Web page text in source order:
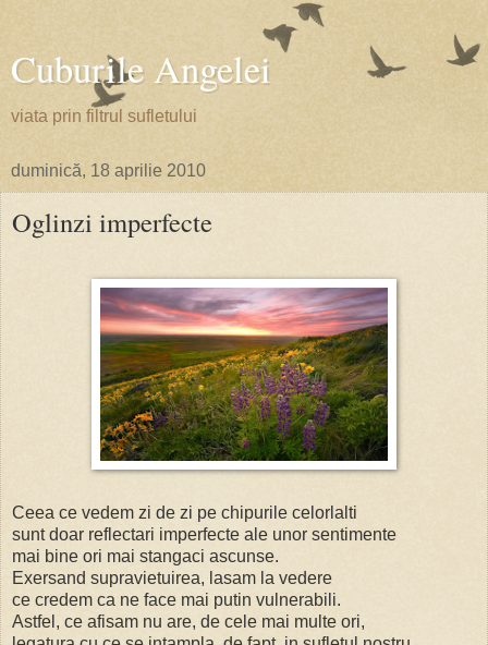
Cuburile Angelei
viata prin filtrul sufletului
duminică, 18 aprilie 2010
Oglinzi imperfecte
Ceea ce vedem zi de zi pe chipurile celorlalti
sunt doar reflectari imperfecte ale unor sentimente
mai bine ori mai stangaci ascunse.
Exersand supravietuirea, lasam la vedere
ce credem ca ne face mai putin vulnerabili.
Astfel, ce afisam nu are, de cele mai multe ori,